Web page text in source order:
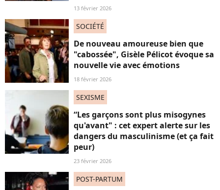
13 février 2026
SOCIÉTÉ
De nouveau amoureuse bien que
"cabossée", Gisèle Pélicot évoque sa
nouvelle vie avec émotions
18 février 2026
SEXISME
“Les garçons sont plus misogynes
qu'avant" : cet expert alerte sur les
dangers du masculinisme (et ça fait
peur)
23 février 2026
POST-PARTUM